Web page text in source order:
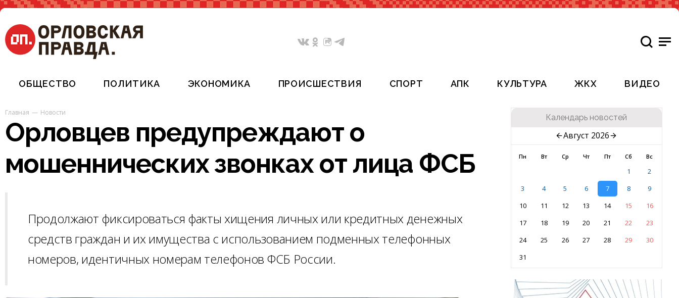
ОБЩЕСТВО ПОЛИТИКА ЭКОНОМИКА ПРОИСШЕСТВИЯ СПОРТ АПК КУЛЬТУРА ЖКХ ВИДЕО
Главная Новости
Орловцев предупреждают о
мошеннических звонках от лица ФСБ
Продолжают фиксироваться факты хищения личных или кредитных денежных
средств граждан и их имущества с использованием подменных телефонных
номеров, идентичных номерам телефонов ФСБ России.
Календарь новостей
Август 2026
Пн Вт Ср Чт Пт Сб Вс
1
2
3
4 5 6 7 8
9
10
11 12 13 14 15
16
17
18 19 20 21 22
23
24
25 26 27 28 29
30
31